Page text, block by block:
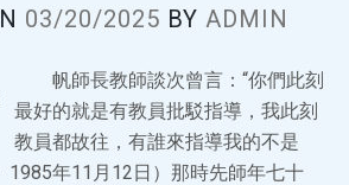
03/20/2025 BY ADMIN
帆師長教師談次曾言：“你們此刻
最好的就是有教員批駁指導，我此刻
教員都故往，有誰來指導我的不是
1985年11月12日）那時先師年七十